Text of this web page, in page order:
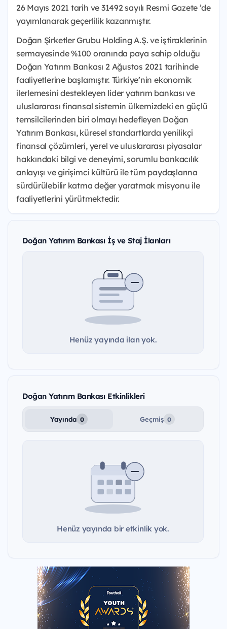
26 Mayıs 2021 tarih ve 31492 sayılı Resmi Gazete ’de
yayımlanarak geçerlilik kazanmıştır.
Doğan Şirketler Grubu Holding A.Ş. ve iştiraklerinin
sermayesinde %100 oranında paya sahip olduğu
Doğan Yatırım Bankası 2 Ağustos 2021 tarihinde
faaliyetlerine başlamıştır. Türkiye’nin ekonomik
ilerlemesini destekleyen lider yatırım bankası ve
uluslararası finansal sistemin ülkemizdeki en güçlü
temsilcilerinden biri olmayı hedefleyen Doğan
Yatırım Bankası, küresel standartlarda yenilikçi
finansal çözümleri, yerel ve uluslararası piyasalar
hakkındaki bilgi ve deneyimi, sorumlu bankacılık
anlayışı ve girişimci kültürü ile tüm paydaşlarına
sürdürülebilir katma değer yaratmak misyonu ile
faaliyetlerini yürütmektedir.
Doğan Yatırım Bankası İş ve Staj İlanları
Henüz yayında ilan yok.
Doğan Yatırım Bankası Etkinlikleri
Yayında 0 Geçmiş 0
Henüz yayında bir etkinlik yok.